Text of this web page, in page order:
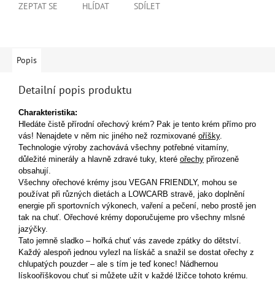
ZEPTAT SE HLÍDAT SDÍLET
Popis
Detailní popis produktu
Charakteristika:
Hledáte čistě přírodní ořechový krém? Pak je tento krém přímo pro
vás! Nenajdete v něm nic jiného než rozmixované oříšky.
Technologie výroby zachovává všechny potřebné vita­míny,
důležité mine­rály a hlavně zdravé tuky, které ořechy přirozeně
obsahují.
Všechny ořechové krémy jsou VEGAN FRIENDLY, mohou se
používat při různých dietách a LOWCARB stravě, jako doplnění
energie při sportovních výkonech, vaření a pečení, nebo prostě jen
tak na chuť. Ořechové krémy doporučujeme pro všechny mlsné
jazýčky.
Tato jemně sladko – hořká chuť vás zavede zpátky do dětství.
Každý alespoň jednou vylezl na lískáč a snažil se dostat ořechy z
chlupatých pouzder – ale s tím je teď konec! Nádhernou
lískooříškovou chuť si můžete užít v každé lžičce tohoto krému.